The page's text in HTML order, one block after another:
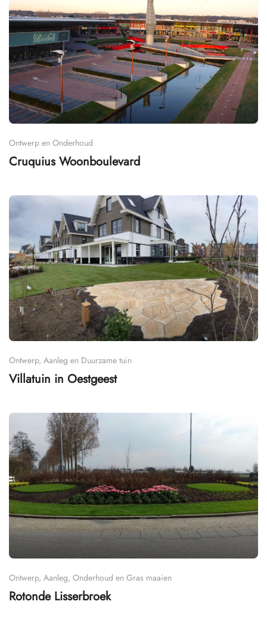
Ontwerp en Onderhoud
Cruquius Woonboulevard
Ontwerp, Aanleg en Duurzame tuin
Villatuin in Oestgeest
Ontwerp, Aanleg, Onderhoud en Gras maaien
Rotonde Lisserbroek